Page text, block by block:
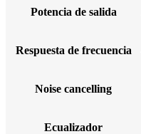
Potencia de salida
Respuesta de frecuencia
Noise cancelling
Ecualizador